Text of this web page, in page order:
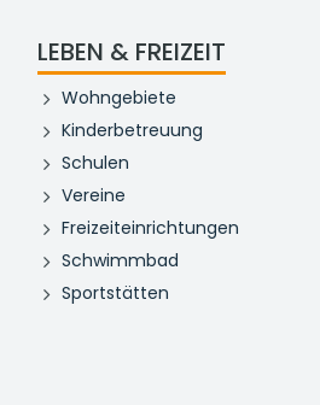
LEBEN & FREIZEIT
Wohngebiete
Kinderbetreuung
Schulen
Vereine
Freizeiteinrichtungen
Schwimmbad
Sportstätten